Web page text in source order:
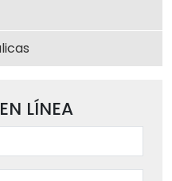
LÍNEA